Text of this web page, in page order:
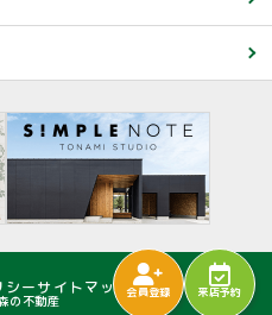
会員登録 来店予約
シーサイトマップ
の不動産